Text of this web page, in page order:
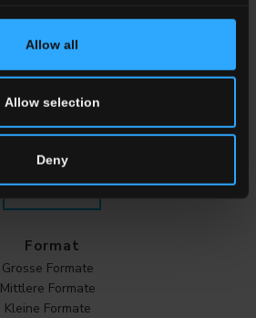
Allow all
Allow selection
Deny
Stein
Holzoptik
Metall
Tonfliesen
Format
Grosse Formate
Mittlere Formate
Kleine Formate